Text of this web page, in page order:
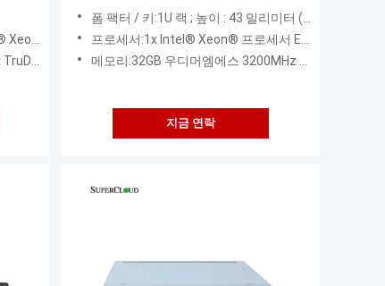
고 205W
고 768GB
세서
폼 팩터 / 키:1U 랙 ; 높이 : 43 밀리미터 (1.7 인치), 폭 : 435 밀리미터 (17.1 인치), 깊이 : 498 밀리미터 (19.6 인치)
프로세서:1x Intel® Xeon® 프로세서 E-2300 또는 1x Intel® Pentium® 프로세서, 95W에 있는 최고 8까지 핵심
메모리:32GB 우디머엠에스 3200MHz TruDDR4를 사용하는 4x DIMM 슬롯에서 최고 128GB
지금 연락